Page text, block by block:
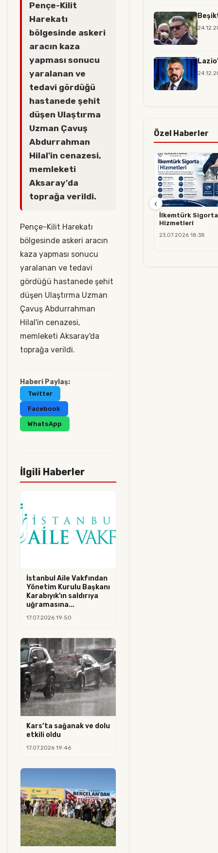
Pençe-Kilit
Harekatı
bölgesinde askeri
aracın kaza
yapması sonucu
yaralanan ve
tedavi gördüğü
hastanede şehit
düşen Ulaştırma
Uzman Çavuş
Abdurrahman
Hilal'in cenazesi,
memleketi
Aksaray'da
toprağa verildi.
Pençe-Kilit Harekatı
bölgesinde askeri aracın
kaza yapması sonucu
yaralanan ve tedavi
gördüğü hastanede şehit
düşen Ulaştırma Uzman
Çavuş Abdurrahman
Hilal'in cenazesi,
memleketi Aksaray'da
toprağa verildi.
Haberi Paylaş:
Twitter
Facebook
WhatsApp
İlgili Haberler
İstanbul Aile Vakfından
Yönetim Kurulu Başkanı
Karabıyık'ın saldırıya
uğramasına...
17.07.2026 19:50
Kars’ta sağanak ve dolu
etkili oldu
17.07.2026 19:46
Özel Haberler
İlkemtürk
Hizmetleri
23.07.2026 18:38
‹